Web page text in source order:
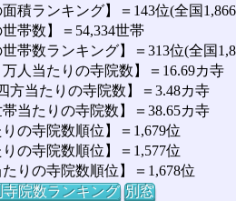
面積ランキング】＝143位(全国
世帯数】＝54,334世帯
世帯数ランキング】＝313位(全国
万人当たりの寺院数】＝16.69カ寺
方当たりの寺院数】＝3.48カ寺
帯当たりの寺院数】＝38.65カ寺
りの寺院数順位】＝1,679位
りの寺院数順位】＝1,577位
たりの寺院数順位】＝1,678位
院数ランキング 別窓